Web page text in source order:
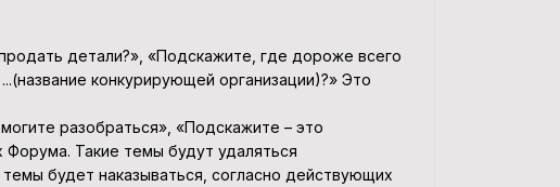
детали?», «Подскажите, где дороже всего
конкурирующей организации)?» Это
разобраться», «Подскажите – это
Такие темы будут удаляться
будет наказываться, согласно действующих